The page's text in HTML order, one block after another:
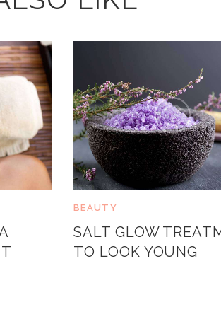
BEAUTY
SALT GLOW
TO LOOK YOUNG